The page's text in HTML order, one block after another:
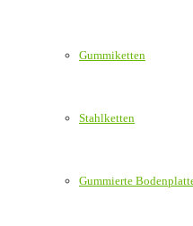
Gummiketten
Stahlketten
Gummierte